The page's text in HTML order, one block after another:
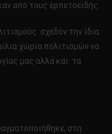
από τους ερπετοειδής.
σχεδόν την ίδια
χώρια πολιτισμών να
μας αλλά και τα
στη